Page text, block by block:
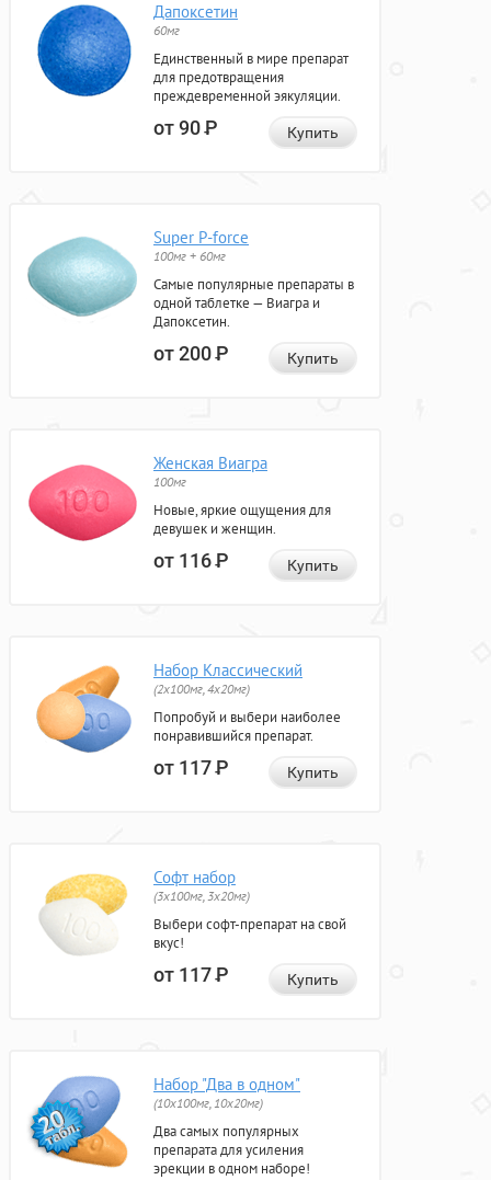
Дапоксетин
60мг
Единственный в мире препарат
для предотвращения
преждевременной эякуляции.
от 90Р Купить
Super P-force
100мг + 60мг
Самые популярные препараты в
одной таблетке — Виагра и
Дапоксетин.
от 200Р Купить
Женская Виагра
100мг
Новые, яркие ощущения для
девушек и женщин.
от 116Р Купить
Набор Классический
(2x100мг, 4x20мг)
Попробуй и выбери наиболее
понравившийся препарат.
от 117Р Купить
Софт набор
(3x100мг, 3x20мг)
Выбери софт-препарат на свой
вкус!
от 117Р Купить
Набор "Два в одном"
(10x100мг, 10x20мг)
Два самых популярных
препарата для усиления
эрекции в одном наборе!